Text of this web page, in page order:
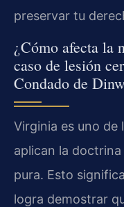
preservar tu
¿Cómo afecta la
caso de lesión
Condado de
Virginia es uno de
aplican la
pura. Esto
logra demostrar